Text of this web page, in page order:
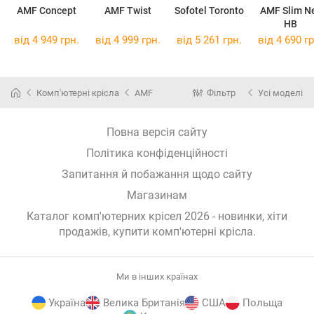
AMF Concept AMF Twist Sofotel Toronto
AMF Slim
HB
від 4 949 грн. від 4 999 грн. від 5 261 грн. від 4 690
Комп'ютерні крісла AMF Фільтр Усі моделі
Повна версія сайту
Політика конфіденційності
Запитання й побажання щодо сайту
Магазинам
Каталог комп'ютерних крісел 2026 - новинки, хіти
продажів, купити комп'ютерні крісла.
Ми в інших країнах
Україна Велика Британія США
Польща